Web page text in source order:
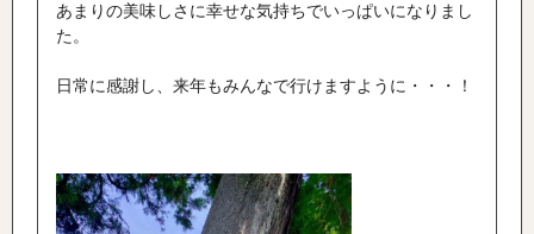
あまりの美味しさに幸せな気持ちでいっぱいになりまし
た。
日常に感謝し、来年もみんなで行けますように・・・！